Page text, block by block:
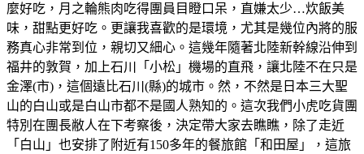
麼好吃，月之輪熊肉吃得團員目瞪口呆，直嫌太少…炊飯美
味，甜點更好吃。更讓我喜歡的是環境，尤其是幾位內將的服
務真心非常到位，親切又細心。這幾年隨著北陸新幹線沿伸到
福井的敦賀，加上石川「小松」機場的直飛，讓北陸不在只是
金澤(市)，這個遠比石川(縣)的城市。然，不然是日本三大聖
山的白山或是白山市都不是國人熟知的。這次我們小虎吃貨團
特別在團長敝人在下考察後，決定帶大家去瞧瞧，除了走近
「白山」也安排了附近有150多年的餐旅館「和田屋」，這旅